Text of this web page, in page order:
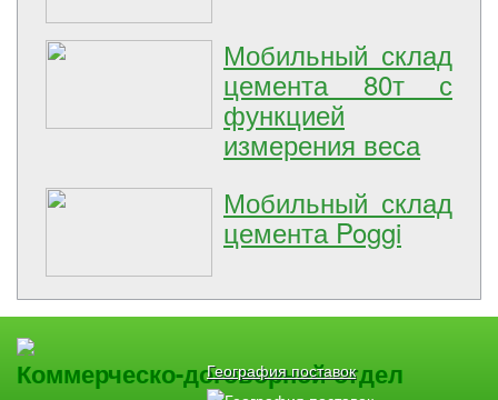
Мобильный склад
цемента 80т с
функцией
измерения веса
Мобильный склад
цемента Poggi
География поставок
Коммерческо-договорной отдел